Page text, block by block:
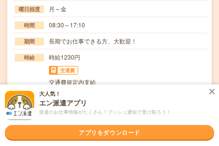
曜日頻度 月～金
時間 08:30～17:10
期間 長期でお仕事できる方、大歓迎！
時給 時給1230円
交通費
交通費規定内支給
仕事内容
マシニングセンタを使用しての金属加工【取扱製品情報】
航空機部品、産業機械部品、精密機器部品≪待遇・福…
応募資格
◆未経験OK！〇まずは事前登録だけでもOK！履歴書不要
で気軽にオンライン登録★氏名・職種などを入力す…
大人気！
エン派遣アプリ
派遣のお仕事情報がたくさん！プッシュ通知で受け取ろう！
アプリをダウンロード